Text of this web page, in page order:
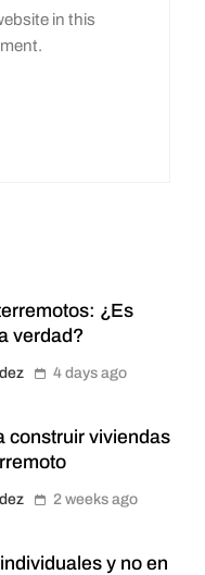
in this
¿Es
verdad?
4 days ago
construir viviendas
2 weeks ago
y no en